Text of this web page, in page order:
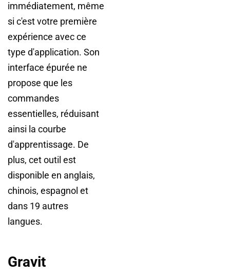
immédiatement, même
si c'est votre première
expérience avec ce
type d'application. Son
interface épurée ne
propose que les
commandes
essentielles, réduisant
ainsi la courbe
d'apprentissage. De
plus, cet outil est
disponible en anglais,
chinois, espagnol et
dans 19 autres
langues.
Gravit